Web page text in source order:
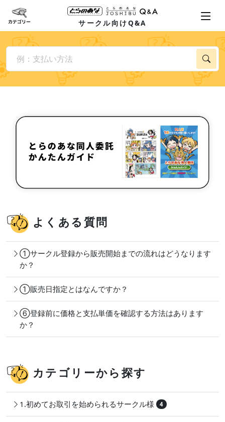
サークル向けQ&A
よくある質問
①サークル登録から販売開始までの流れはどうなります
か？
①販売日指定とはなんですか？
⑥登録前に価格と支払単価を確認する方法はあります
か？
カテゴリーから探す
1.初めてお取引を始められるサークル様 4